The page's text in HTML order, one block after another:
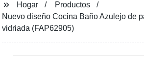
Hogar
Productos
Nuevo diseño Cocina Baño Azulejo de
vidriada (FAP62905)